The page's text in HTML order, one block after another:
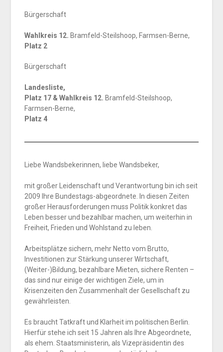
Bürgerschaft
Wahlkreis 12. Bramfeld-Steilshoop, Farmsen-Berne,
Platz 2
Bürgerschaft
Landesliste,
Platz 17 &Wahlkreis 12. Bramfeld-Steilshoop,
Farmsen-Berne,
Platz 4
Liebe Wandsbekerinnen, liebe Wandsbeker,
mit großer Leidenschaft und Verantwortung bin ich seit
2009 Ihre Bundestags-abgeordnete. In diesen Zeiten
großer Herausforderungen muss Politik konkret das
Leben besser und bezahlbar machen, um weiterhin in
Freiheit, Frieden und Wohlstand zu leben.
Arbeitsplätze sichern, mehr Netto vom Brutto,
Investitionen zur Stärkung unserer Wirtschaft,
(Weiter-)Bildung, bezahlbare Mieten, sichere Renten –
das sind nur einige der wichtigen Ziele, um in
Krisenzeiten den Zusammenhalt der Gesellschaft zu
gewährleisten.
Es braucht Tatkraft und Klarheit im politischen Berlin.
Hierfür stehe ich seit 15 Jahren als Ihre Abgeordnete,
als ehem. Staatsministerin, als Vizepräsidentin des